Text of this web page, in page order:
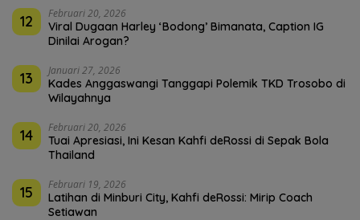
12 Februari 20, 2026
Viral Dugaan Harley ‘Bodong’ Bimanata, Caption IG
Dinilai Arogan?
13 Januari 27, 2026
Kades Anggaswangi Tanggapi Polemik TKD Trosobo di
Wilayahnya
14 Februari 20, 2026
Tuai Apresiasi, Ini Kesan Kahfi deRossi di Sepak Bola
Thailand
15 Februari 19, 2026
Latihan di Minburi City, Kahfi deRossi: Mirip Coach
Setiawan